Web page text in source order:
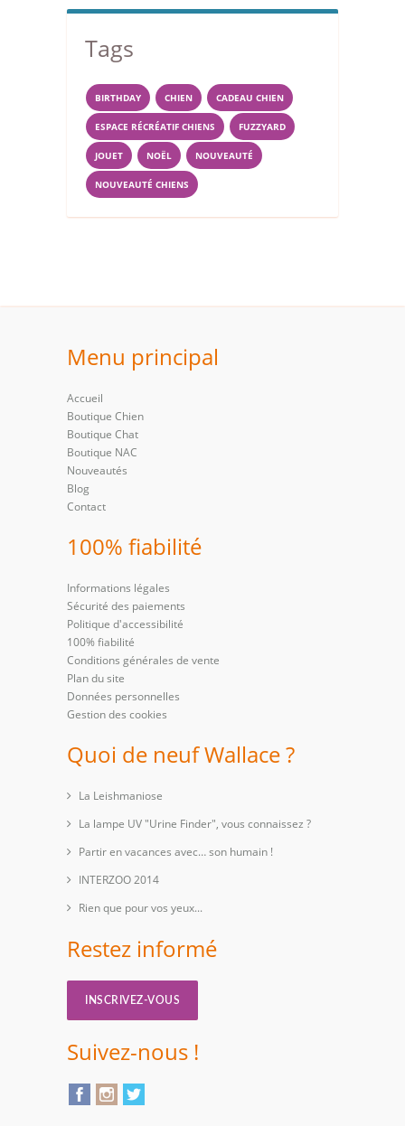
Tags
BIRTHDAY CHIEN CADEAU CHIEN
ESPACE RÉCRÉATIF CHIENS FUZZYARD
JOUET NOËL NOUVEAUTÉ
NOUVEAUTÉ CHIENS
Menu principal
Accueil
Boutique Chien
Boutique Chat
Boutique NAC
Nouveautés
Blog
Contact
100% fiabilité
Informations légales
Sécurité des paiements
Politique d'accessibilité
100% fiabilité
Conditions générales de vente
Plan du site
Données personnelles
Gestion des cookies
Quoi de neuf Wallace ?
La Leishmaniose
La lampe UV "Urine Finder", vous connaissez ?
Partir en vacances avec… son humain !
INTERZOO 2014
Rien que pour vos yeux...
Restez informé
INSCRIVEZ-VOUS
Suivez-nous !